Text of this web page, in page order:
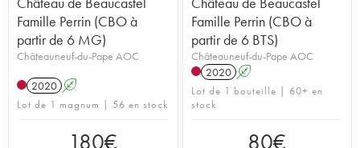
Famille Perrin (CBO à
partir de 6 MG)
Châteauneuf-du-Pape AOC
2020 A
Lot de 1 magnum | 56 en stock
180€
Famille Perrin (CBO à
partir de 6 BTS)
Châteauneuf-du-Pape AOC
2020 A
Lot de 1 bouteille | 60+ en
stock
80€